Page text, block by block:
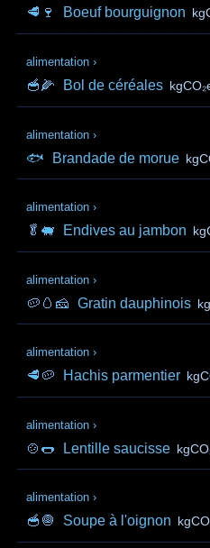
🥩🍷 Boeuf bourguignon
alimentation ›
🥣🌽 Bol de céréales
alimentation ›
🐟 Brandade de morue
alimentation ›
🥬🐖 Endives au jambon
alimentation ›
🥔🥚🧀 Gratin dauphinois
alimentation ›
🥩🥔 Hachis parmentier
alimentation ›
🍲🌭 Lentille saucisse
alimentation ›
🥣🧅 Soupe à l'oignon